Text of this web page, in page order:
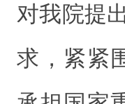
对我院提
求，紧紧